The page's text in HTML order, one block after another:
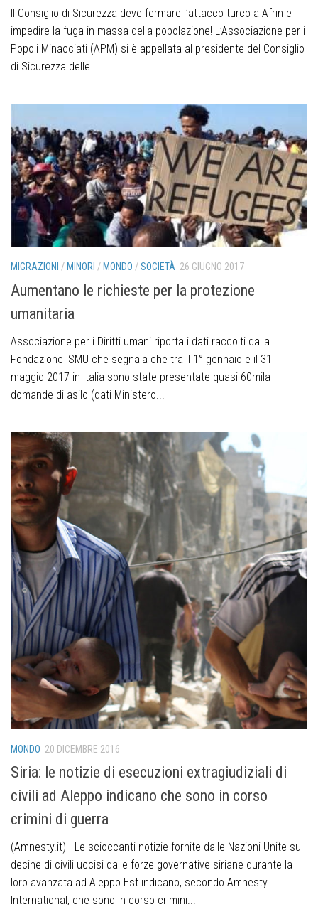
Il Consiglio di Sicurezza deve fermare l’attacco turco a Afrin e
impedire la fuga in massa della popolazione! L’Associazione per i
Popoli Minacciati (APM) si è appellata al presidente del Consiglio
di Sicurezza delle...
MIGRAZIONI / MINORI / MONDO /SOCIETÀ 26 GIUGNO 2017
Aumentano le richieste per la protezione
umanitaria
Associazione per i Diritti umani riporta i dati raccolti dalla
Fondazione ISMU che segnala che tra il 1° gennaio e il 31
maggio 2017 in Italia sono state presentate quasi 60mila
domande di asilo (dati Ministero...
MONDO 20 DICEMBRE 2016
Siria: le notizie di esecuzioni extragiudiziali di
civili ad Aleppo indicano che sono in corso
crimini di guerra
(Amnesty.it) Le scioccanti notizie fornite dalle Nazioni Unite su
decine di civili uccisi dalle forze governative siriane durante la
loro avanzata ad Aleppo Est indicano, secondo Amnesty
International, che sono in corso crimini...